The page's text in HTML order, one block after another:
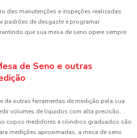
das manutenções e inspeções realizadas.
padrões de desgaste e programar
que sua mesa de seno opere sempre
de Seno e outras
de outras ferramentas de medição pela sua
volumes de líquidos com alta precisão.
copos medidores e cilindros graduados são
medições aproximadas, a mesa de seno